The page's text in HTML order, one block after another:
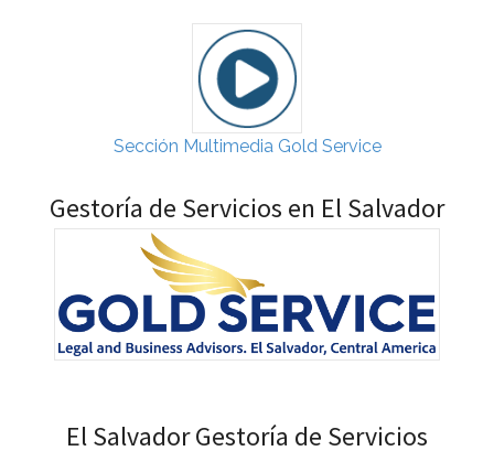
Sección Multimedia Gold Service
Gestoría de Servicios en El Salvador
El Salvador Gestoría de Servicios